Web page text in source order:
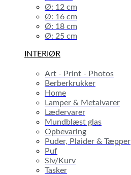
Ø: 12 cm
Ø: 16 cm
Ø: 18 cm
Ø: 25 cm
INTERIØR
Art - Print - Photos
Berberkrukker
Home
Lamper & Metalvarer
Lædervarer
Mundblæst glas
Opbevaring
Puder, Plaider & Tæpper
Puf
Siv/Kurv
Tasker